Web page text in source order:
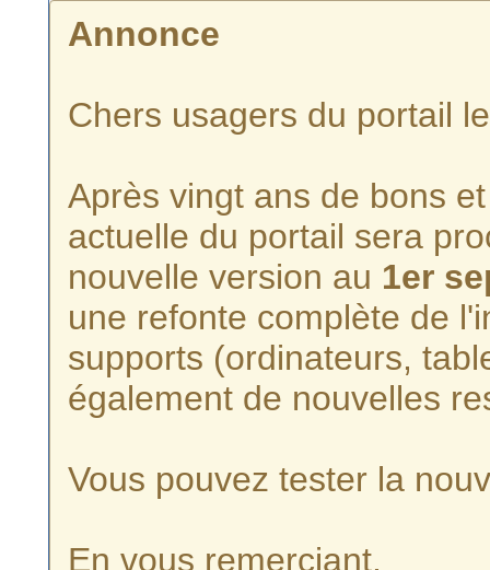
Annonce
Chers usagers du portail
Après vingt ans de bons
actuelle du portail sera
nouvelle version au 1er
une refonte complète de
supports (ordinateurs,
également de nouvelles
Vous pouvez tester la
En vous remerciant,